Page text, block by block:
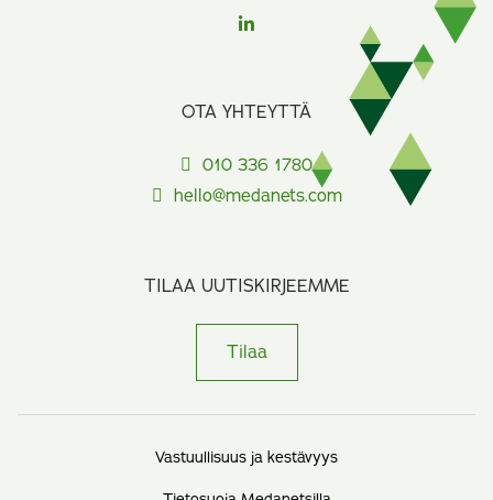
OTA YHTEYTTÄ
010 336 1780
hello@medanets.com
TILAA UUTISKIRJEEMME
Tilaa
Vastuullisuus ja kestävyys